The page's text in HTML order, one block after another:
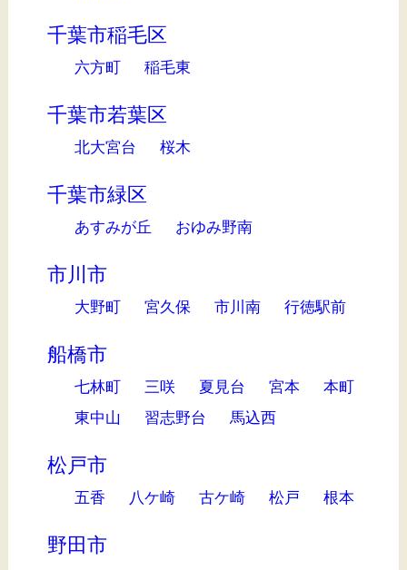
千葉市稲毛区
六方町 稲毛東
千葉市若葉区
北大宮台 桜木
千葉市緑区
あすみが丘 おゆみ野南
市川市
大野町 宮久保 市川南 行徳駅前
船橋市
七林町 三咲 夏見台 宮本
本町
東中山
習志野台 馬込西
松戸市
五香 八ケ崎 古ケ崎 松戸 根本
野田市